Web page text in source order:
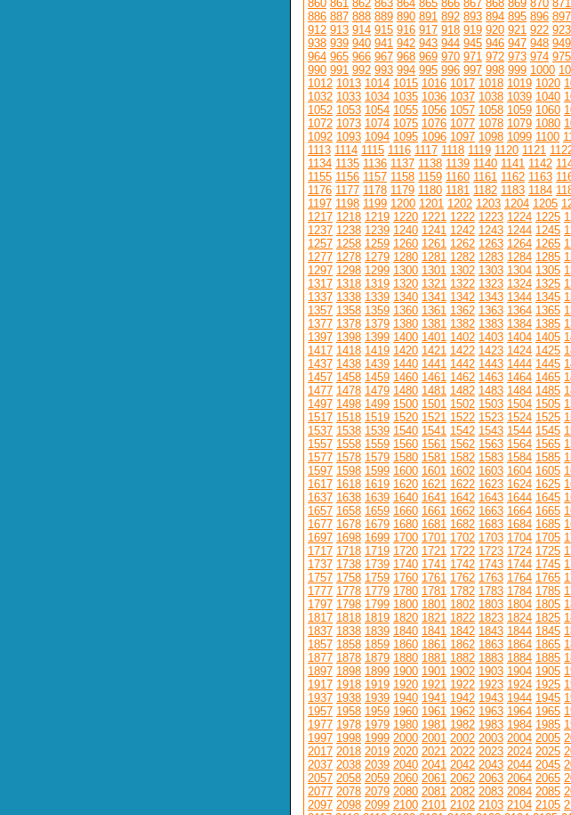
860 861 862 863 864 865 866 867 868 869 870 871
886 887 888 889 890 891 892 893 894 895 896 897
912 913 914 915 916 917 918 919 920 921 922 923
938 939 940 941 942 943 944 945 946 947 948 949
964 965 966 967 968 969 970 971 972 973 974 975
990 991 992 993 994 995 996 997 998 999 1000
1012 1013 1014 1015 1016 1017 1018 1019 1020
1032 1033 1034 1035 1036 1037 1038 1039 1040
1052 1053 1054 1055 1056 1057 1058 1059 1060
1072 1073 1074 1075 1076 1077 1078 1079 1080
1092 1093 1094 1095 1096 1097 1098 1099 1100
1113 1114 1115 1116 1117 1118 1119 1120 1121
1134 1135 1136 1137 1138 1139 1140 1141 1142
1155 1156 1157 1158 1159 1160 1161 1162 1163
1176 1177 1178 1179 1180 1181 1182 1183 1184
1197 1198 1199 1200 1201 1202 1203 1204 1205
1217 1218 1219 1220 1221 1222 1223 1224 1225
1237 1238 1239 1240 1241 1242 1243 1244 1245
1257 1258 1259 1260 1261 1262 1263 1264 1265
1277 1278 1279 1280 1281 1282 1283 1284 1285
1297 1298 1299 1300 1301 1302 1303 1304 1305
1317 1318 1319 1320 1321 1322 1323 1324 1325
1337 1338 1339 1340 1341 1342 1343 1344 1345
1357 1358 1359 1360 1361 1362 1363 1364 1365
1377 1378 1379 1380 1381 1382 1383 1384 1385
1397 1398 1399 1400 1401 1402 1403 1404 1405
1417 1418 1419 1420 1421 1422 1423 1424 1425
1437 1438 1439 1440 1441 1442 1443 1444 1445
1457 1458 1459 1460 1461 1462 1463 1464 1465
1477 1478 1479 1480 1481 1482 1483 1484 1485
1497 1498 1499 1500 1501 1502 1503 1504 1505
1517 1518 1519 1520 1521 1522 1523 1524 1525
1537 1538 1539 1540 1541 1542 1543 1544 1545
1557 1558 1559 1560 1561 1562 1563 1564 1565
1577 1578 1579 1580 1581 1582 1583 1584 1585
1597 1598 1599 1600 1601 1602 1603 1604 1605
1617 1618 1619 1620 1621 1622 1623 1624 1625
1637 1638 1639 1640 1641 1642 1643 1644 1645
1657 1658 1659 1660 1661 1662 1663 1664 1665
1677 1678 1679 1680 1681 1682 1683 1684 1685
1697 1698 1699 1700 1701 1702 1703 1704 1705
1717 1718 1719 1720 1721 1722 1723 1724 1725
1737 1738 1739 1740 1741 1742 1743 1744 1745
1757 1758 1759 1760 1761 1762 1763 1764 1765
1777 1778 1779 1780 1781 1782 1783 1784 1785
1797 1798 1799 1800 1801 1802 1803 1804 1805
1817 1818 1819 1820 1821 1822 1823 1824 1825
1837 1838 1839 1840 1841 1842 1843 1844 1845
1857 1858 1859 1860 1861 1862 1863 1864 1865
1877 1878 1879 1880 1881 1882 1883 1884 1885
1897 1898 1899 1900 1901 1902 1903 1904 1905
1917 1918 1919 1920 1921 1922 1923 1924 1925
1937 1938 1939 1940 1941 1942 1943 1944 1945
1957 1958 1959 1960 1961 1962 1963 1964 1965
1977 1978 1979 1980 1981 1982 1983 1984 1985
1997 1998 1999 2000 2001 2002 2003 2004 2005
2017 2018 2019 2020 2021 2022 2023 2024 2025
2037 2038 2039 2040 2041 2042 2043 2044 2045
2057 2058 2059 2060 2061 2062 2063 2064 2065
2077 2078 2079 2080 2081 2082 2083 2084 2085
2097 2098 2099 2100 2101 2102 2103 2104 2105